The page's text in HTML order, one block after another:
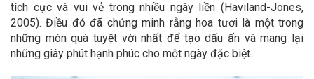
tích cực và vui vẻ trong nhiều ngày liền (Haviland-Jones,
2005). Điều đó đã chứng minh rằng hoa tươi là một trong
những món quà tuyệt vời nhất để tạo dấu ấn và mang lại
những giây phút hạnh phúc cho một ngày đặc biệt.